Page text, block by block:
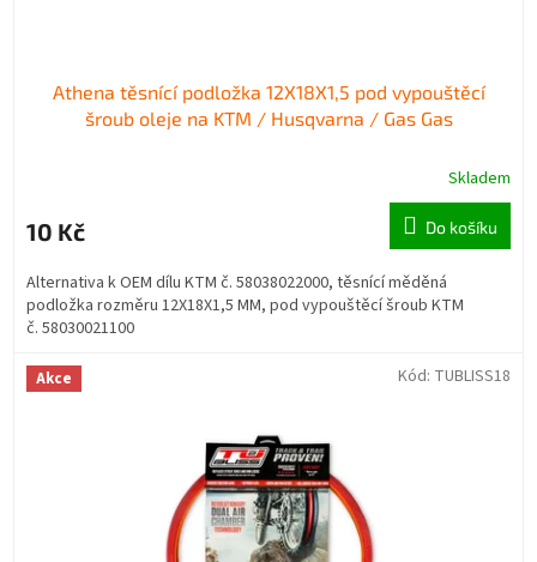
Athena těsnící podložka 12X18X1,5 pod vypouštěcí
šroub oleje na KTM / Husqvarna / Gas Gas
Skladem
10 Kč Do košíku
Alternativa k OEM dílu KTM č. 58038022000, těsnící měděná
podložka rozměru 12X18X1,5 MM, pod vypouštěcí šroub KTM
č. 58030021100
Akce Kód: TUBLISS18